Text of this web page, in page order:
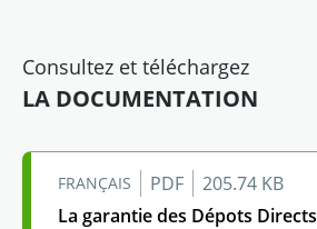
Consultez et téléchargez
LA DOCUMENTATION
FRANÇAIS PDF
205.74 KB
La garantie des Dépots Directs